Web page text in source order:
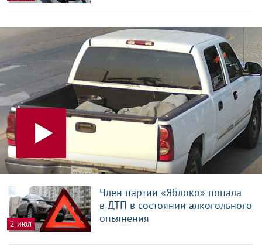
2 июл
Член партии «Яблоко» попала
в ДТП в состоянии алкогольного
опьянения